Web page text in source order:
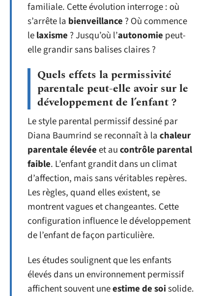
familiale. Cette évolution interroge : où
s’arrête la bienveillance ? Où commence
lelaxisme ? Jusqu’où l’autonomie peut-
elle grandir sans balises claires ?
Quels effets la permissivité
parentale peut-elle avoir sur le
développement de l’enfant ?
Le style parental permissif dessiné par
Diana Baumrind se reconnaît à lachaleur
parentale élevéeet aucontrôle parental
faible. L’enfant grandit dans un climat
d’affection, mais sans véritables repères.
Les règles, quand elles existent, se
montrent vagues et changeantes. Cette
configuration influence le développement
de l’enfant de façon particulière.
Les études soulignent que les enfants
élevés dans un environnement permissif
affichent souvent uneestime de soisolide.